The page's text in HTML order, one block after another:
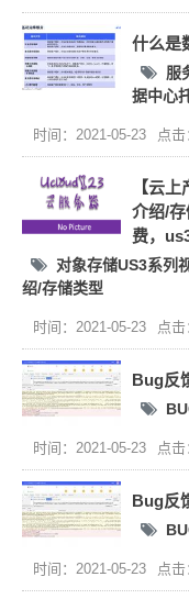
什么是
服
据中心
时间：2021-05-23 点
【云
介绍/
费，
对象存储US3系列
绍/存储类型
时间：2021-05-23 点
Bug反
时间：2021-05-23 点
Bug反
时间：2021-05-23 点